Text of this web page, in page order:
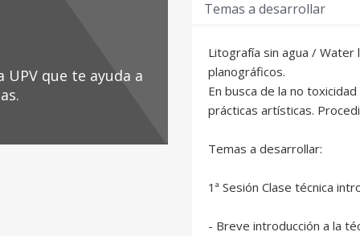
técnico y uso de
la defensa de la
una propuesta artística
UPV que te ayuda a
Temas a desarrollar
Litografía sin agua /
planográficos.
En busca de la no
prácticas artísticas.
Temas a desarrollar:
1ª Sesión Clase técnica
- Breve introducción a la